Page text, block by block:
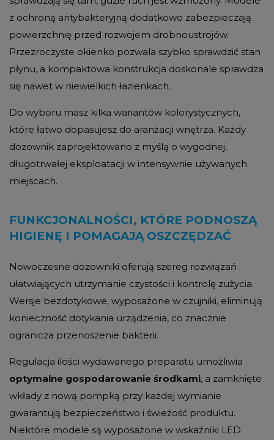
z ochroną antybakteryjną dodatkowo zabezpieczają
powierzchnię przed rozwojem drobnoustrojów.
Przezroczyste okienko pozwala szybko sprawdzić stan
płynu, a kompaktowa konstrukcja doskonale sprawdza
się nawet w niewielkich łazienkach.
Do wyboru masz kilka wariantów kolorystycznych,
które łatwo dopasujesz do aranżacji wnętrza. Każdy
dozownik zaprojektowano z myślą o wygodnej,
długotrwałej eksploatacji w intensywnie używanych
miejscach.
FUNKCJONALNOŚCI, KTÓRE PODNOSZĄ
HIGIENĘ I POMAGAJĄ OSZCZĘDZAĆ
Nowoczesne dozowniki oferują szereg rozwiązań
ułatwiających utrzymanie czystości i kontrolę zużycia.
Wersje bezdotykowe, wyposażone w czujniki, eliminują
konieczność dotykania urządzenia, co znacznie
ogranicza przenoszenie bakterii.
Regulacja ilości wydawanego preparatu umożliwia
optymalne gospodarowanie środkami, a zamknięte
wkłady z nową pompką przy każdej wymianie
gwarantują bezpieczeństwo i świeżość produktu.
Niektóre modele są wyposażone w wskaźniki LED